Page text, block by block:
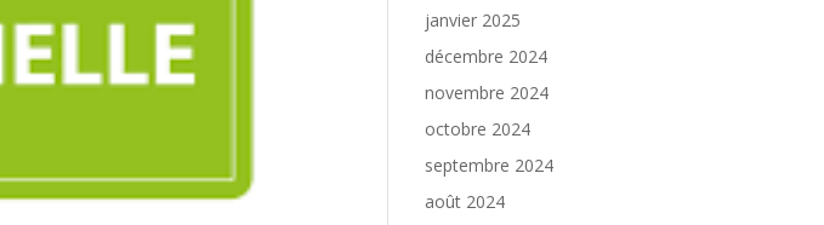
janvier 2025
décembre 2024
novembre 2024
octobre 2024
septembre 2024
août 2024